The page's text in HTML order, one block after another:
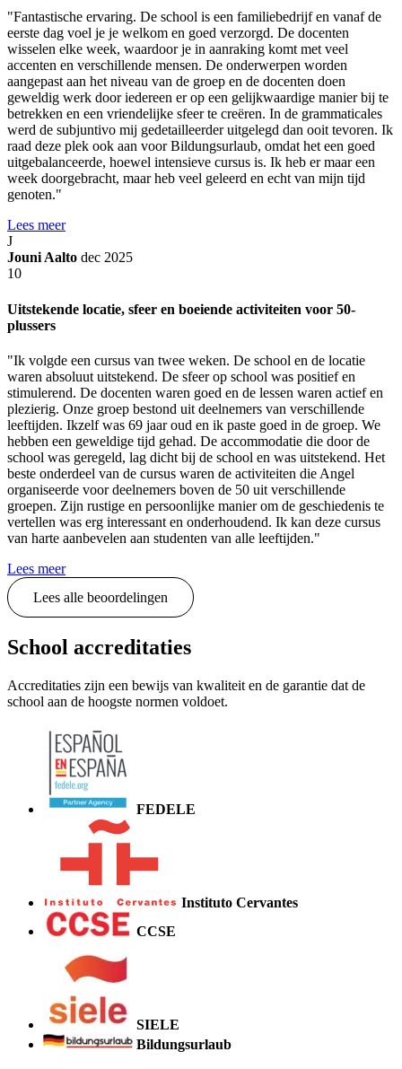
"Fantastische ervaring. De school is een familiebedrijf en vanaf de
eerste dag voel je je welkom en goed verzorgd. De docenten
wisselen elke week, waardoor je in aanraking komt met veel
accenten en verschillende mensen. De onderwerpen worden
aangepast aan het niveau van de groep en de docenten doen
geweldig werk door iedereen er op een gelijkwaardige manier bij te
betrekken en een vriendelijke sfeer te creëren. In de grammaticales
werd de subjuntivo mij gedetailleerder uitgelegd dan ooit tevoren. Ik
raad deze plek ook aan voor Bildungsurlaub, omdat het een goed
uitgebalanceerde, hoewel intensieve cursus is. Ik heb er maar een
week doorgebracht, maar heb veel geleerd en echt van mijn tijd
genoten."
Lees meer
J
Jouni Aalto dec 2025
10
Uitstekende locatie, sfeer en boeiende activiteiten voor 50-
plussers
"Ik volgde een cursus van twee weken. De school en de locatie
waren absoluut uitstekend. De sfeer op school was positief en
stimulerend. De docenten waren goed en de lessen waren actief en
plezierig. Onze groep bestond uit deelnemers van verschillende
leeftijden. Ikzelf was 69 jaar oud en ik paste goed in de groep. We
hebben een geweldige tijd gehad. De accommodatie die door de
school was geregeld, lag dicht bij de school en was uitstekend. Het
beste onderdeel van de cursus waren de activiteiten die Angel
organiseerde voor deelnemers boven de 50 uit verschillende
groepen. Zijn rustige en persoonlijke manier om de geschiedenis te
vertellen was erg interessant en onderhoudend. Ik kan deze cursus
van harte aanbevelen aan studenten van alle leeftijden."
Lees meer
Lees alle beoordelingen
School accreditaties
Accreditaties zijn een bewijs van kwaliteit en de garantie dat de
school aan de hoogste normen voldoet.
FEDELE
Instituto Cervantes
CCSE
SIELE
Bildungsurlaub